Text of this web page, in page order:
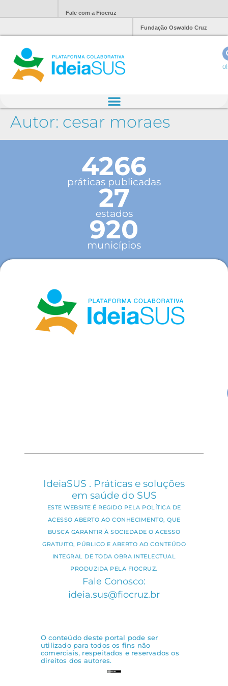
Fale com a Fiocruz
Fundação Oswaldo Cruz
Autor: cesar moraes
4266
práticas publicadas
27
estados
920
municípios
IdeiaSUS . Práticas e soluções
em saúde do SUS
ESTE WEBSITE É REGIDO PELA POLÍTICA DE
ACESSO ABERTO AO CONHECIMENTO, QUE
BUSCA GARANTIR À SOCIEDADE O ACESSO
GRATUITO, PÚBLICO E ABERTO AO CONTEÚDO
INTEGRAL DE TODA OBRA INTELECTUAL
PRODUZIDA PELA FIOCRUZ.
Fale Conosco:
ideia.sus@fiocruz.br
O conteúdo deste portal pode ser
utilizado para todos os fins não
comerciais, respeitados e reservados os
direitos dos autores.